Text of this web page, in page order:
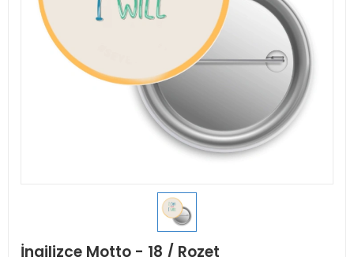
İngilizce Motto - 18 / Rozet